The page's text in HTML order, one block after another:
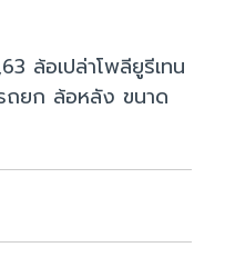
ล้อเปล่าโพลียูรีเทน
ถยก ล้อหลัง ขนาด